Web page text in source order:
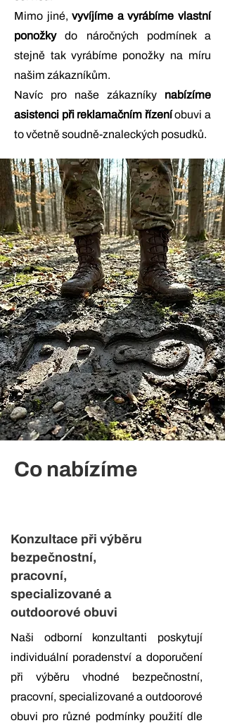
Mimo jiné,vyvíjíme a vyrábíme vlastní
ponožkydo náročných podmínek a
stejně tak vyrábíme ponožky na míru
našim zákazníkům.
Navíc pro naše zákazníky nabízíme
asistenci při reklamačním řízeníobuvi a
to včetně soudně-znaleckých posudků.
Co nabízíme
Konzultace při výběru
bezpečnostní,
pracovní,
specializované a
outdoorové obuvi
Naši odborní konzultanti poskytují
individuální poradenství a doporučení
při výběru vhodné bezpečnostní,
pracovní, specializované a outdoorové
obuvi pro různé podmínky použití dle